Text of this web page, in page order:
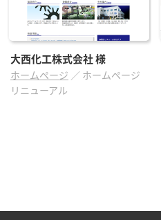
大西化工株式会社様
ホームページ ／ ホームページ
リニューアル